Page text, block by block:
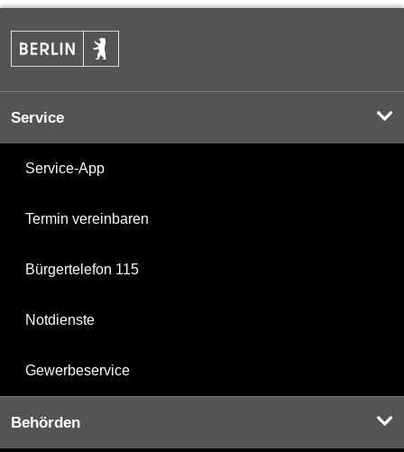
Service
Service-App
Termin vereinbaren
Bürgertelefon 115
Notdienste
Gewerbeservice
Behörden